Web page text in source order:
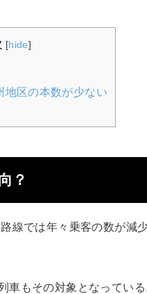
[hide]
地区の本数が少ない
？
線では年々乗客の数が減
車もその対象となってい